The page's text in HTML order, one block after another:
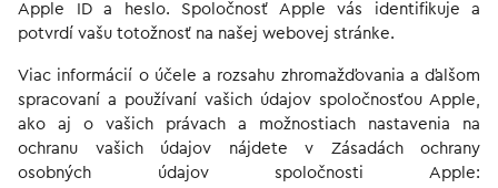
Apple ID a heslo. Spoločnosť Apple vás identifikuje a
potvrdí vašu totožnosť na našej webovej stránke.
Viac informácií o účele a rozsahu zhromažďovania a ďalšom
spracovaní a používaní vašich údajov spoločnosťou Apple,
ako aj o vašich právach a možnostiach nastavenia na
ochranu vašich údajov nájdete v Zásadách ochrany
osobných údajov spoločnosti Apple: